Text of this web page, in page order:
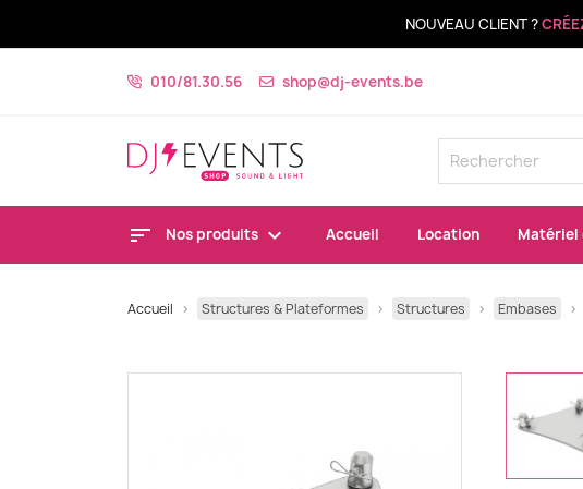
NOUVEAU CLIENT ?
010/81.30.56 shop@dj-events.be
Nos produits Accueil Location Matériel
Accueil Structures & Plateformes Structures Embases